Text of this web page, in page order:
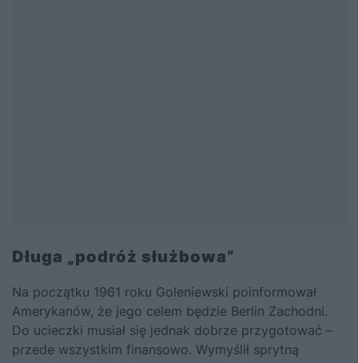
Długa „podróż służbowa”
Na początku 1961 roku Goleniewski poinformował
Amerykanów, że jego celem będzie Berlin Zachodni.
Do ucieczki musiał się jednak dobrze przygotować –
przede wszystkim finansowo. Wymyślił sprytną